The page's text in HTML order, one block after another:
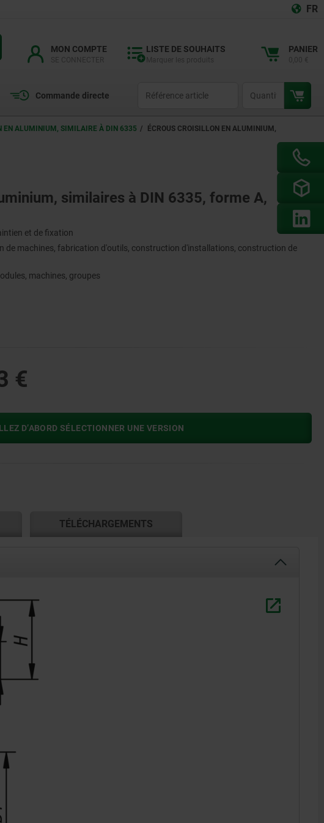
FR
MON COMPTE LISTE DE SOUHAITS PANIER
Commande directe
EN ALUMINIUM, SIMILAIRE À DIN 6335
ÉCROUS CROISILLON EN ALUMINIUM,
similaires à DIN 6335, forme A,
et de fixation
de machines, fabrication d'outils, construction d'installations, construction de
machines, groupes
€
D’ABORD SÉLECTIONNER UNE VERSION
TÉLÉCHARGEMENTS